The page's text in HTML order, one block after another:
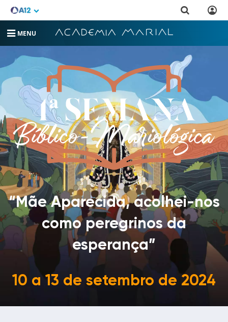
MENU
“Mãe Aparecida, acolhei-nos
como peregrinos da
esperança”
10 a 13 de setembro de 2024